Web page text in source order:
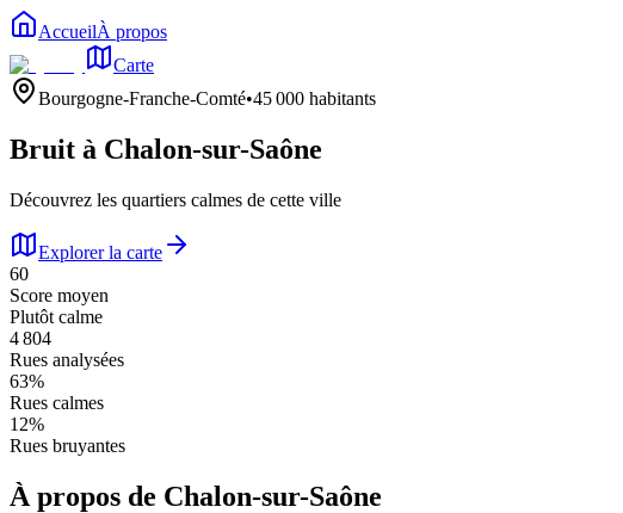
AccueilÀ propos
Carte
Bourgogne-Franche-Comté•45 000 habitants
Bruit à Chalon-sur-Saône
Découvrez les quartiers calmes de cette ville
Explorer la carte
60
Score moyen
Plutôt calme
4 804
Rues analysées
63%
Rues calmes
12%
Rues bruyantes
À propos de Chalon-sur-Saône